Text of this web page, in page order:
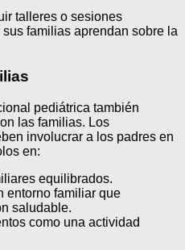
talleres o sesiones
familias aprendan sobre la
pediátrica también
las familias. Los
involucrar a los padres en
en:
equilibrados.
entorno familiar que
saludable.
como una actividad